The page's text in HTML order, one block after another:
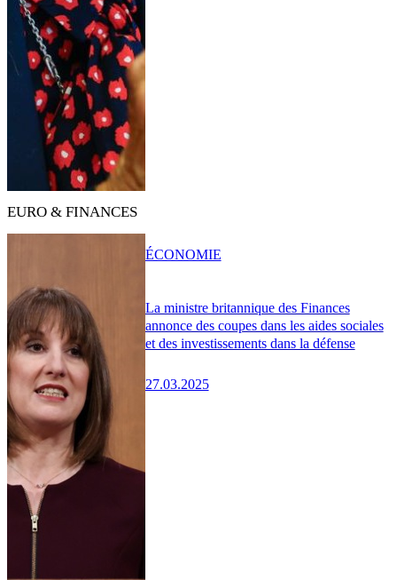
EURO & FINANCES
La ministre britannique des Finances
annonce des coupes dans les aides sociales
et des investissements dans la défense
27.03.2025
ÉCONOMIE